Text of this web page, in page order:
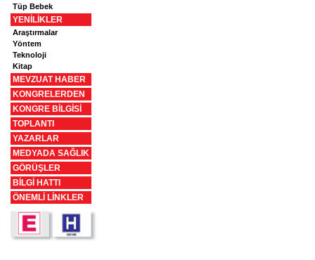
Tüp Bebek
YENİLİKLER
Araştırmalar
Yöntem
Teknoloji
Kitap
MEVZUAT HABER
KONGRELERDEN
KONGRE BİLGİSİ
TOPLANTI
YAZARLAR
MEDYADA SAĞLIK
GÖRÜŞLER
BİLGİ HATTI
ÖNEMLİ LİNKLER